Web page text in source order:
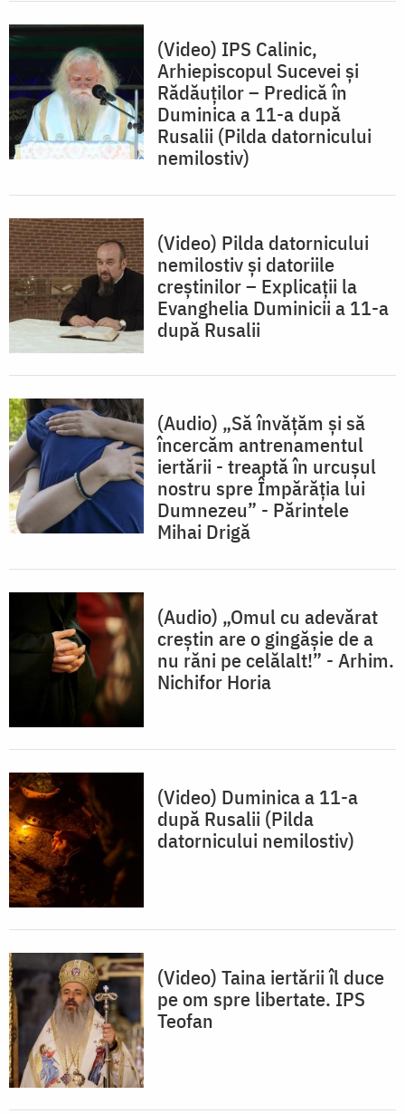
(Video) IPS Calinic,
Arhiepiscopul Sucevei și
Rădăuților – Predică în
Duminica a 11-a după
Rusalii (Pilda datornicului
nemilostiv)
(Video) Pilda datornicului
nemilostiv și datoriile
creștinilor – Explicații la
Evanghelia Duminicii a 11-a
după Rusalii
(Audio) „Să învățăm și să
încercăm antrenamentul
iertării - treaptă în urcuşul
nostru spre Împărăţia lui
Dumnezeu” - Părintele
Mihai Drigă
(Audio) „Omul cu adevărat
creștin are o gingășie de a
nu răni pe celălalt!” - Arhim.
Nichifor Horia
(Video) Duminica a 11-a
după Rusalii (Pilda
datornicului nemilostiv)
(Video) Taina iertării îl duce
pe om spre libertate. IPS
Teofan